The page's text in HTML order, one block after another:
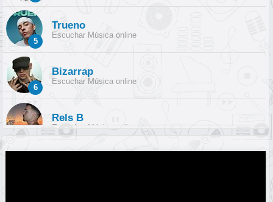
5
Trueno
Escuchar Música online
6
Bizarrap
Escuchar Música online
Rels B
Escuchar Música online